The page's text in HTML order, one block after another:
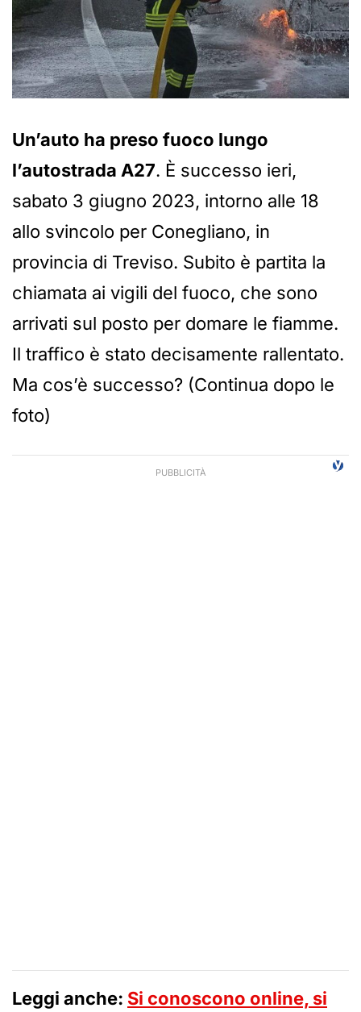
Un’auto ha preso fuoco lungo
l’autostrada A27. È successo ieri,
sabato 3 giugno 2023, intorno alle 18
allo svincolo per Conegliano, in
provincia di Treviso. Subito è partita la
chiamata ai vigili del fuoco, che sono
arrivati sul posto per domare le fiamme.
Il traffico è stato decisamente rallentato.
Ma cos’è successo? (Continua dopo le
foto)
Leggi anche: Si conoscono online, si